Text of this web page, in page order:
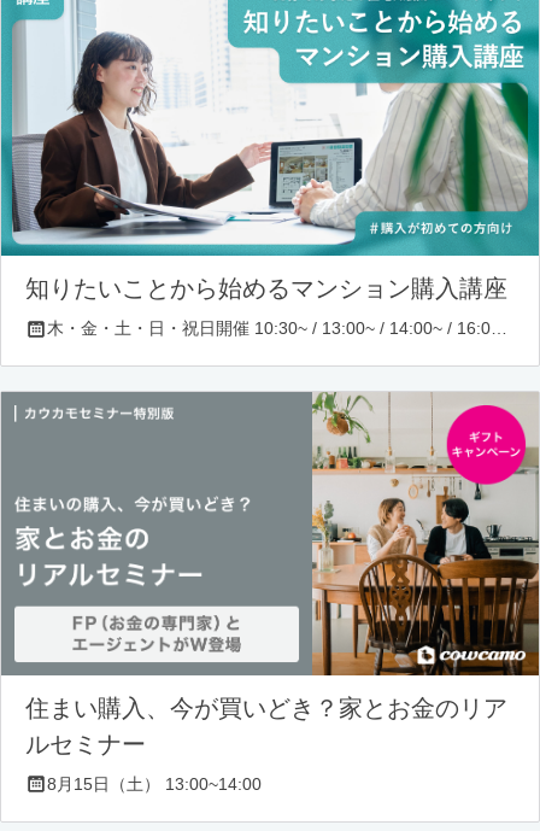
知りたいことから始めるマンション購入講座
木・金・土・日・祝日開催 10:30~ / 13:00~ / 14:00~ / 16:00~ / 17:00~/ 18:30~/ 19:30~
住まい購入、今が買いどき？家とお金のリア
ルセミナー
8月15日（土） 13:00~14:00